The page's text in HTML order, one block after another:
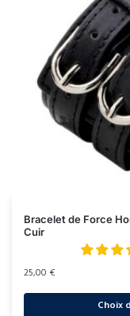
Bracelet de Force
Cuir
25,00 €
Choix